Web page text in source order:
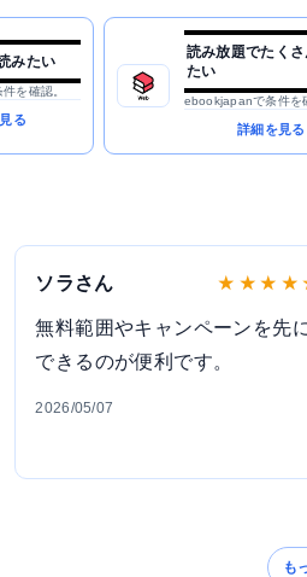
みたい
を確認。
る
読み放題でたく
たい
ebookjapanで条件を
詳細を見る
ソラさん ★ ★ ★ ★
無料範囲やキャンペーンを先
できるのが便利です。
2026/05/07
も